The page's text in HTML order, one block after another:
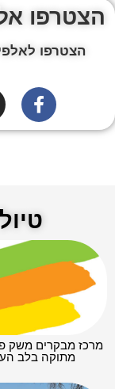
הצטרפו
הצטרפו
מרכז מבקרים משק
מתוקה בלב